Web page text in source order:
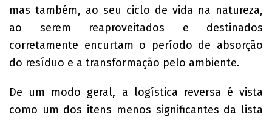
mas também, ao seu ciclo de vida na natureza,
ao serem reaproveitados e destinados
corretamente encurtam o período de absorção
do resíduo e a transformação pelo ambiente.
De um modo geral, a logística reversa é vista
como um dos itens menos significantes da lista